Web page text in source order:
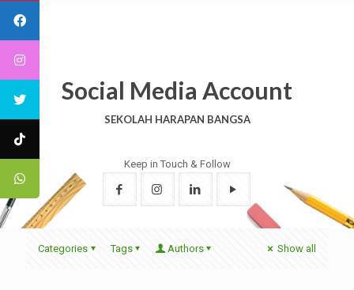
Social Media Account
SEKOLAH HARAPAN BANGSA
Keep in Touch & Follow
Categories Tags Authors Show all